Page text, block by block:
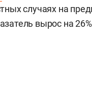
случаях на
вырос на